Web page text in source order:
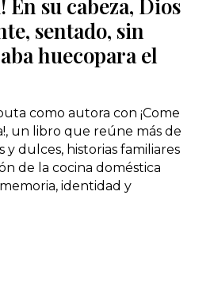
En su cabeza, Dios
sentado, sin
huecopara el
como autora con ¡Come
un libro que reúne más de
y dulces, historias familiares
de la cocina doméstica
identidad y